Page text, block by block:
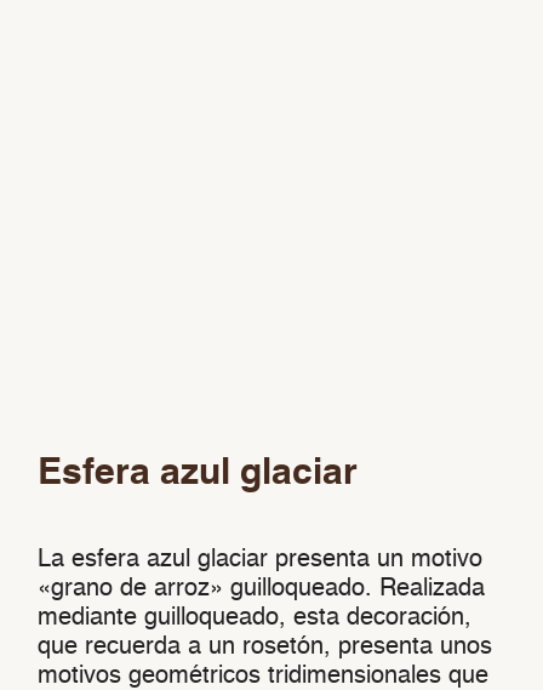
Esfera azul glaciar
La esfera azul glaciar presenta un motivo
«grano de arroz» guilloqueado. Realizada
mediante guilloqueado, esta decoración,
que recuerda a un rosetón, presenta unos
motivos geométricos tridimensionales que